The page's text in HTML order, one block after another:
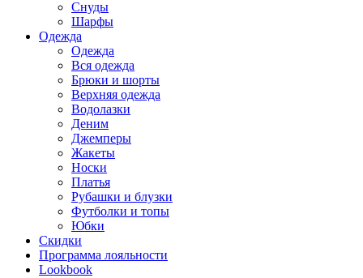
Снуды
Шарфы
Одежда
Одежда
Вся одежда
Брюки и шорты
Верхняя одежда
Водолазки
Деним
Джемперы
Жакеты
Носки
Платья
Рубашки и блузки
Футболки и топы
Юбки
Скидки
Программа лояльности
Lookbook